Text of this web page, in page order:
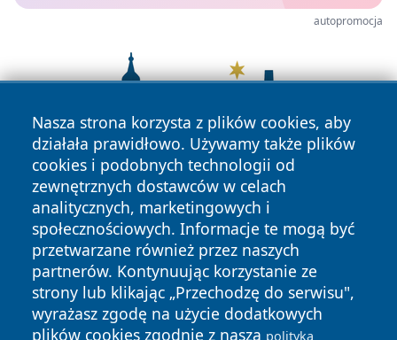
autopromocja
Nasza strona korzysta z plików cookies, aby
działała prawidłowo. Używamy także plików
cookies i podobnych technologii od
zewnętrznych dostawców w celach
analitycznych, marketingowych i
społecznościowych. Informacje te mogą być
przetwarzane również przez naszych
partnerów. Kontynuując korzystanie ze
strony lub klikając „Przechodzę do serwisu",
wyrażasz zgodę na użycie dodatkowych
plików cookies zgodnie z naszą polityką